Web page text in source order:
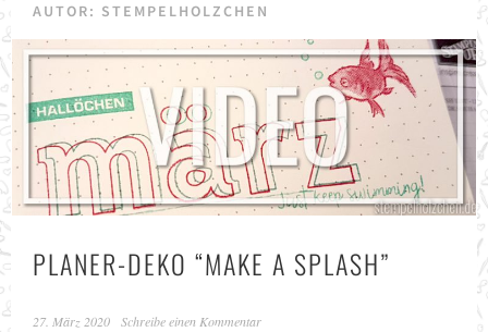
AUTOR: STEMPELHOLZCHEN
PLANER-DEKO “MAKE A SPLASH”
27. März 2020 Schreibe einen Kommentar